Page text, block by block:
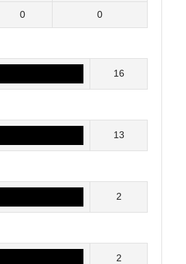
0 0
16
13
2
2